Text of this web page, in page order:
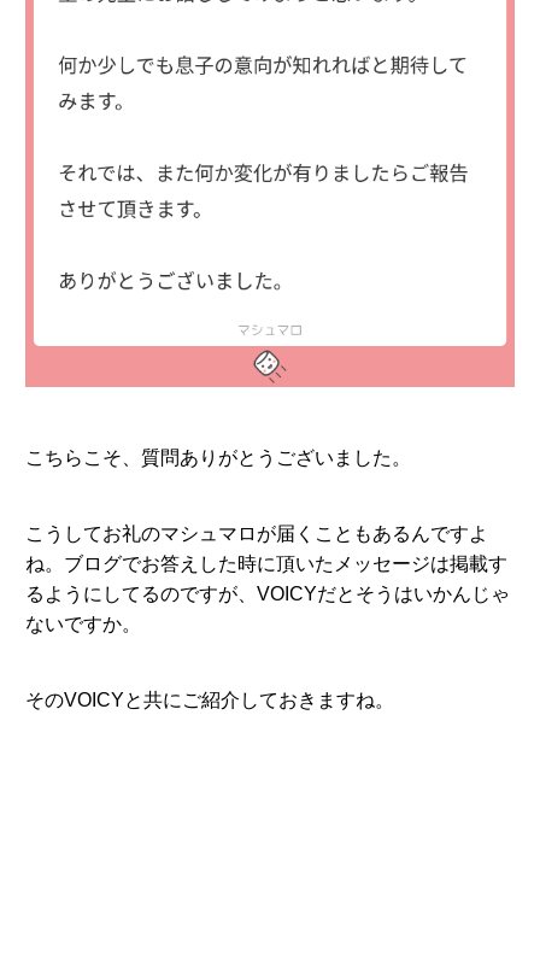
こちらこそ、質問ありがとうございました。
こうしてお礼のマシュマロが届くこともあるんですよ
ね。ブログでお答えした時に頂いたメッセージは掲載す
るようにしてるのですが、VOICYだとそうはいかんじゃ
ないですか。
そのVOICYと共にご紹介しておきますね。